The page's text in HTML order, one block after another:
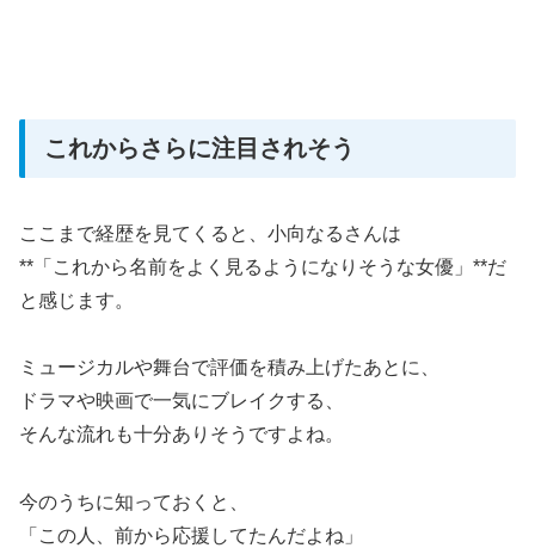
これからさらに注目されそう
ここまで経歴を見てくると、小向なるさんは
**「これから名前をよく見るようになりそうな女優」**だ
と感じます。
ミュージカルや舞台で評価を積み上げたあとに、
ドラマや映画で一気にブレイクする、
そんな流れも十分ありそうですよね。
今のうちに知っておくと、
「この人、前から応援してたんだよね」